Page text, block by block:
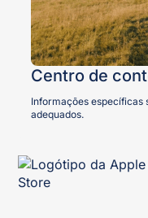
Centro de
Informações específicas
adequados.